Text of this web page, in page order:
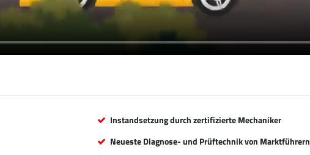
Instandsetzung durch zertifizierte Mechaniker
Neueste Diagnose- und Prüftechnik von Marktführern